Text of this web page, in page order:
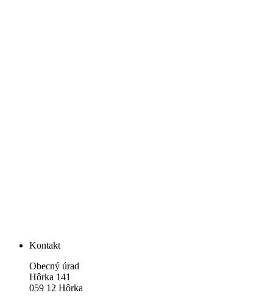
Kontakt
Obecný úrad
Hôrka 141
059 12 Hôrka